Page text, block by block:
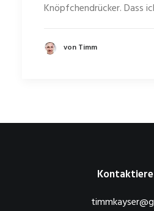
Knöpfchendrücker. Dass
von Timm